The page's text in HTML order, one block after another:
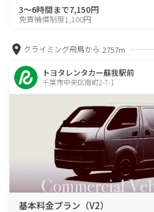
3～6時間まで7,150円
免責補償制度1,100円
クライミング飛鳥から 2757m
トヨタレンタカー蘇我駅前
千葉市中央区南町2-7-1
基本料金プラン（V2）